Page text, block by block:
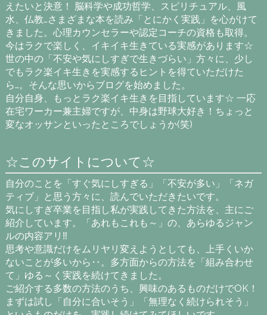
えたいと決意！ 脳科学や成功哲学、スピリチュアル、風
水、仏教…さまざまな本を読み「とにかく実践」を心がけて
きました。心理カウンセラーや認定コーチの資格も取得。
今はラクで楽しく、イキイキ生きている実感があります☆
世の中の「不安や気にしすぎで生きづらい」方々に、少し
でもラク楽イキ生きを実感するヒントを得ていただけた
ら…。そんな思いからブログを始めました。
自分自身、もっとラク楽イキ生きを目指しています☆ 一応
在宅ワーカー兼主婦ですが、中身は野球大好き！ちょっと
変なオッサンといったところでしょうか(笑)
☆このサイトについて☆
自分のことを「すぐ気にしすぎる」「不安が多い」「ネガ
ティブ」と思う方々に、読んでいただきたいです。
気にしすぎ卒業を目指し私が実践してきた方法を、主にご
紹介しています。「あれもこれも～」の、あらゆるジャン
ルの内容アリ‼
思考や意識だけをムリヤリ変えようとしても、上手くいか
ないことが多いから‥。多方面からの方法を「組み合わせ
て」ゆる～く実践を続けてきました。
ご紹介する多数の方法のうち、興味のあるものだけでOK！
まずは試し「自分に合いそう」「無理なく続けられそう」